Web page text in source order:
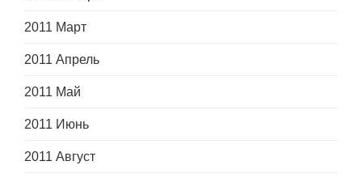
2011 Март
2011 Апрель
2011 Май
2011 Июнь
2011 Август